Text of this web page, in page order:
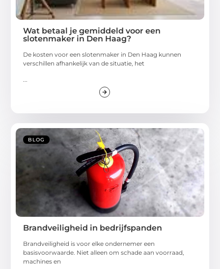
Wat betaal je gemiddeld voor een
slotenmaker in Den Haag?
De kosten voor een slotenmaker in Den Haag kunnen
verschillen afhankelijk van de situatie, het
BLOG
Brandveiligheid in bedrijfspanden
Brandveiligheid is voor elke ondernemer een
basisvoorwaarde. Niet alleen om schade aan voorraad,
machines en